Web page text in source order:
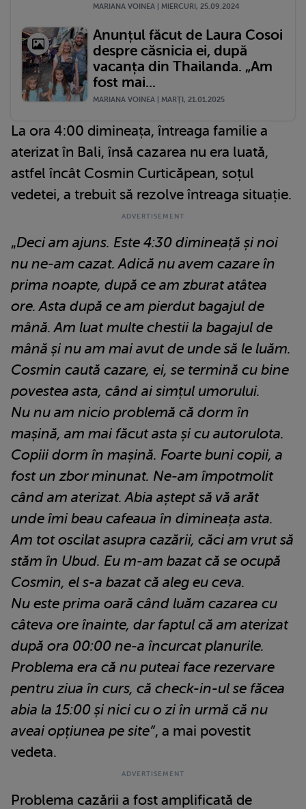
MARIANA VOINEA | MIERCURI, 25.09.2024
Anunțul făcut de Laura Cosoi
despre căsnicia ei, după
vacanța din Thailanda. „Am
fost mai...
MARIANA VOINEA | MARŢI, 21.01.2025
La ora 4:00 dimineața, întreaga familie a
aterizat în Bali, însă cazarea nu era luată,
astfel încât Cosmin Curticăpean, soțul
vedetei, a trebuit să rezolve întreaga situație.
„Deci am ajuns. Este 4:30 dimineață și noi
nu ne-am cazat. Adică nu avem cazare în
prima noapte, după ce am zburat atâtea
ore. Asta după ce am pierdut bagajul de
mână. Am luat multe chestii la bagajul de
mână și nu am mai avut de unde să le luăm.
Cosmin caută cazare, ei, se termină cu bine
povestea asta, când ai simțul umorului.
Nu nu am nicio problemă că dorm în
mașină, am mai făcut asta și cu autorulota.
Copiii dorm în mașină. Foarte buni copii, a
fost un zbor minunat. Ne-am împotmolit
când am aterizat. Abia aștept să vă arăt
unde îmi beau cafeaua în dimineața asta.
Am tot oscilat asupra cazării, căci am vrut să
stăm în Ubud. Eu m-am bazat că se ocupă
Cosmin, el s-a bazat că aleg eu ceva.
Nu este prima oară când luăm cazarea cu
câteva ore înainte, dar faptul că am aterizat
după ora 00:00 ne-a încurcat planurile.
Problema era că nu puteai face rezervare
pentru ziua în curs, că check-in-ul se făcea
abia la 15:00 și nici cu o zi în urmă că nu
aveai opțiunea pe site”, a mai povestit
vedeta.
Problema cazării a fost amplificată de